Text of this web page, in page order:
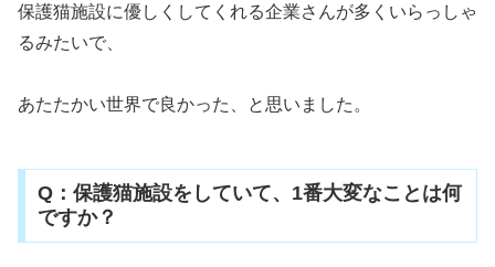
保護猫施設に優しくしてくれる企業さんが多くいらっしゃ
るみたいで、
あたたかい世界で良かった、と思いました。
Q：保護猫施設をしていて、1番大変なことは何
ですか？